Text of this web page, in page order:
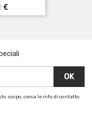
€
scopo, cerca le info di contatto